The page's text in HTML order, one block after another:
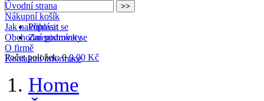
Přihlásit se
Zaregistrovat se
Počet položek: 0 0,00 Kč
Úvodní strana
Nákupní košík
Jak nakupovat
Obchodní podmínky
O firmě
Kontaktní informace
Home